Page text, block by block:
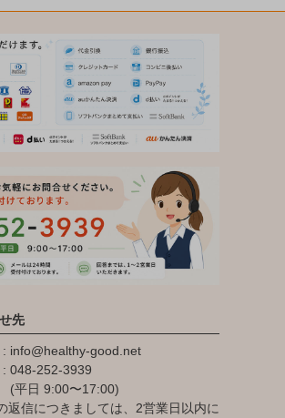
先
info@healthy-good.net
048-252-3939
(平日 9:00〜17:00)
返信につきましては、2営業日以内に